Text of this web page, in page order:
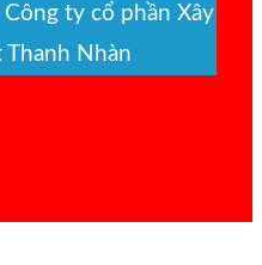
ty cổ phần Xây
Nhàn